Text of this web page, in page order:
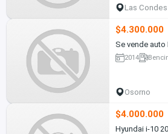
Las Condes
$4.300.000
Se vende auto
2014
Osorno
$4.000.000
Hyundai i-10